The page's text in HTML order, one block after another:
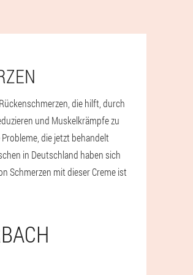
die hilft, durch
und Muskelkrämpfe zu
die jetzt behandelt
in Deutschland haben sich
Schmerzen mit dieser Creme ist